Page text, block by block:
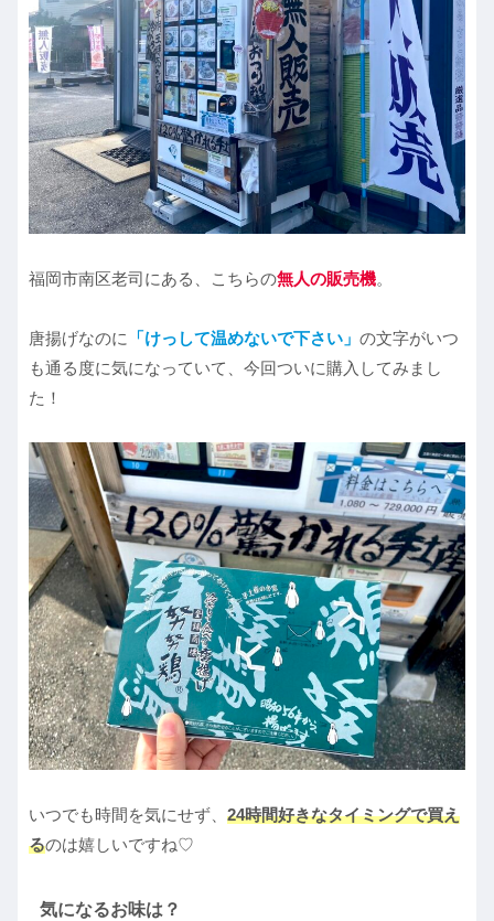
福岡市南区老司にある、こちらの無人の販売機。
唐揚げなのに 「けっして温めないで下さい」 の文字がいつ
も通る度に気になっていて、今回ついに購入してみまし
た！
いつでも時間を気にせず、 24時間好きなタイミングで買え
るのは嬉しいですね♡
気になるお味は？